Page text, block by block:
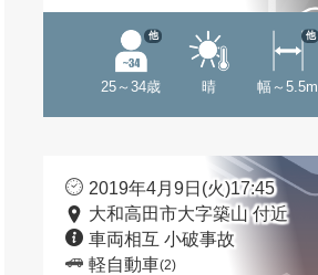
25～34歳
他
晴 幅～5.5m
他
2019年4月9日(火)17:45
大和高田市大字築山 付近
車両相互 小破事故
軽自動車(2)